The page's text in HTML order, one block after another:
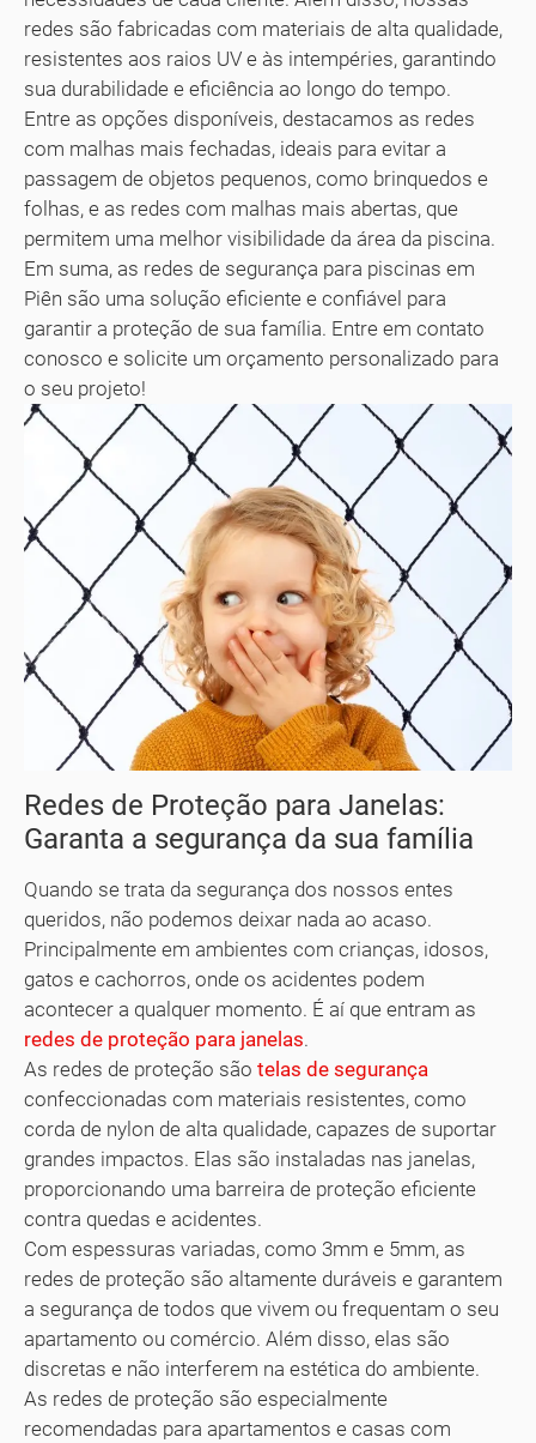
redes são fabricadas com materiais de alta qualidade,
resistentes aos raios UV e às intempéries, garantindo
sua durabilidade e eficiência ao longo do tempo.
Entre as opções disponíveis, destacamos as redes
com malhas mais fechadas, ideais para evitar a
passagem de objetos pequenos, como brinquedos e
folhas, e as redes com malhas mais abertas, que
permitem uma melhor visibilidade da área da piscina.
Em suma, as redes de segurança para piscinas em
Piên são uma solução eficiente e confiável para
garantir a proteção de sua família. Entre em contato
conosco e solicite um orçamento personalizado para
o seu projeto!
Redes de Proteção para Janelas:
Garanta a segurança da sua família
Quando se trata da segurança dos nossos entes
queridos, não podemos deixar nada ao acaso.
Principalmente em ambientes com crianças, idosos,
gatos e cachorros, onde os acidentes podem
acontecer a qualquer momento. É aí que entram as
redes de proteção para janelas.
As redes de proteção são telas de segurança
confeccionadas com materiais resistentes, como
corda de nylon de alta qualidade, capazes de suportar
grandes impactos. Elas são instaladas nas janelas,
proporcionando uma barreira de proteção eficiente
contra quedas e acidentes.
Com espessuras variadas, como 3mm e 5mm, as
redes de proteção são altamente duráveis e garantem
a segurança de todos que vivem ou frequentam o seu
apartamento ou comércio. Além disso, elas são
discretas e não interferem na estética do ambiente.
As redes de proteção são especialmente
recomendadas para apartamentos e casas com